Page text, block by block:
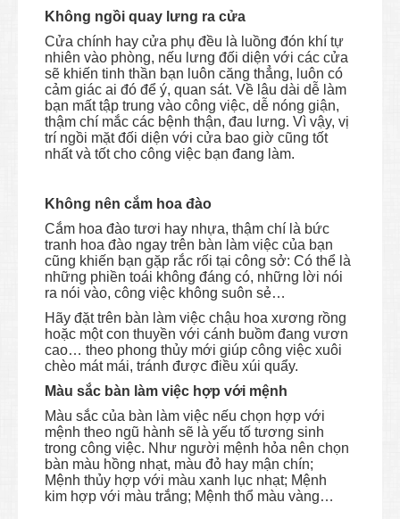
Không ngồi quay lưng ra cửa
Cửa chính hay cửa phụ đều là luồng đón khí tự
nhiên vào phòng, nếu lưng đối diện với các cửa
sẽ khiến tinh thần bạn luôn căng thẳng, luôn có
cảm giác ai đó để ý, quan sát. Về lâu dài dễ làm
bạn mất tập trung vào công việc, dễ nóng giận,
thậm chí mắc các bệnh thận, đau lưng. Vì vậy, vị
trí ngồi mặt đối diện với cửa bao giờ cũng tốt
nhất và tốt cho công việc bạn đang làm.
Không nên cắm hoa đào
Cắm hoa đào tươi hay nhựa, thậm chí là bức
tranh hoa đào ngay trên bàn làm việc của bạn
cũng khiến bạn gặp rắc rối tại công sở: Có thể là
những phiền toái không đáng có, những lời nói
ra nói vào, công việc không suôn sẻ…
Hãy đặt trên bàn làm việc chậu hoa xương rồng
hoặc một con thuyền với cánh buồm đang vươn
cao… theo phong thủy mới giúp công việc xuôi
chèo mát mái, tránh được điều xúi quẩy.
Màu sắc bàn làm việc hợp với mệnh
Màu sắc của bàn làm việc nếu chọn hợp với
mệnh theo ngũ hành sẽ là yếu tố tương sinh
trong công việc. Như người mệnh hỏa nên chọn
bàn màu hồng nhạt, màu đỏ hay mận chín;
Mệnh thủy hợp với màu xanh lục nhạt; Mệnh
kim hợp với màu trắng; Mệnh thổ màu vàng…